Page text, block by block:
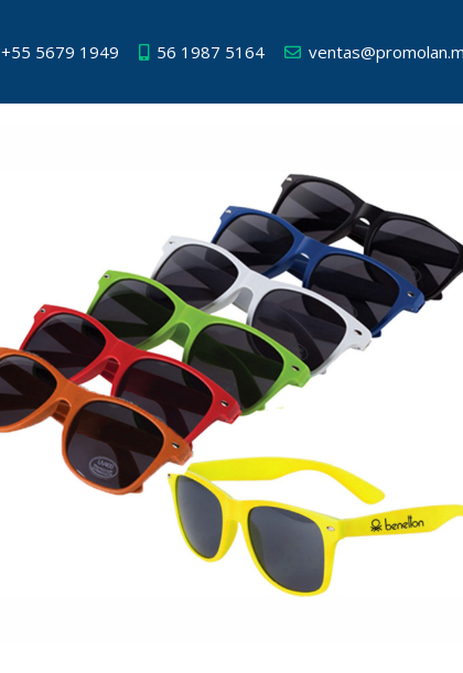
+55 5679 1949 56 1987 5164